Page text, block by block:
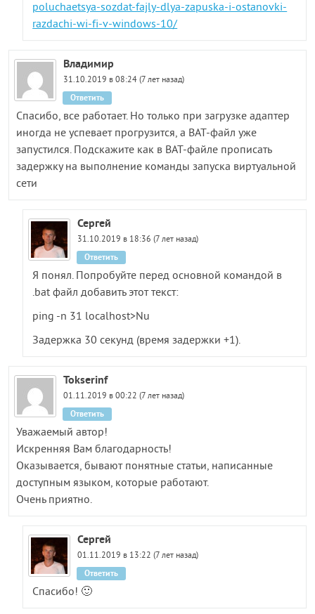
poluchaetsya-sozdat-fajly-dlya-zapuska-i-ostanovki-
razdachi-wi-fi-v-windows-10/
Владимир
31.10.2019 в 08:24 (7 лет назад)
Спасибо, все работает. Но только при загрузке адаптер
иногда не успевает прогрузится, а BAT-файл уже
запустился. Подскажите как в BAT-файле прописать
задержку на выполнение команды запуска виртуальной
сети
Ответить
Сергей
31.10.2019 в 18:36 (7 лет назад)
Я понял. Попробуйте перед основной командой в
.bat файл добавить этот текст:
ping -n 31 localhost>Nu
Задержка 30 секунд (время задержки +1).
Ответить
Tokserinf
01.11.2019 в 00:22 (7 лет назад)
Уважаемый автор!
Искренняя Вам благодарность!
Оказывается, бывают понятные статьи, написанные
доступным языком, которые работают.
Очень приятно.
Ответить
Сергей
01.11.2019 в 13:22 (7 лет назад)
Спасибо! 🙂
Ответить